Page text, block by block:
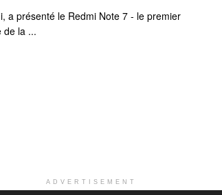
a présenté le Redmi Note 7 - le premier
de la ...
ADVERTISEMENT